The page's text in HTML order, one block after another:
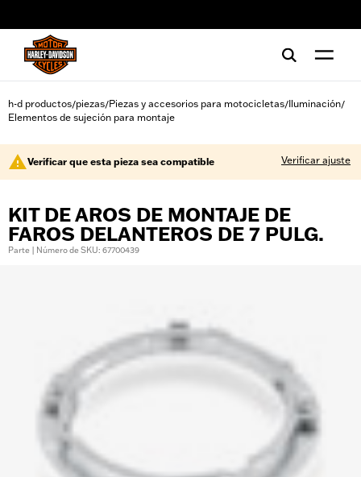
h-d productos/piezas/Piezas y accesorios para motocicletas/Iluminación/
Elementos de sujeción para montaje
Verificar que esta pieza sea compatible Verificar ajuste
KIT DE AROS DE MONTAJE DE
FAROS DELANTEROS DE 7 PULG.
Parte | Número de SKU: 67700439